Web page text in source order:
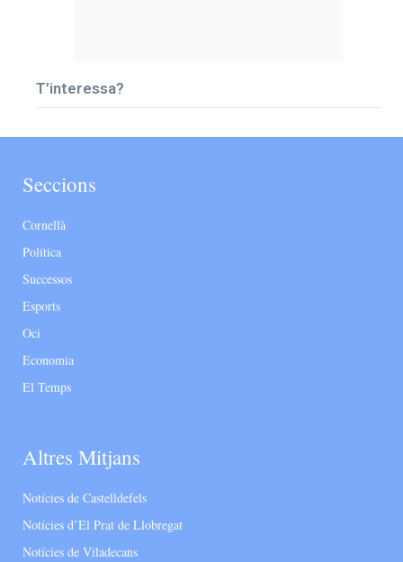
T’interessa?
Seccions
Cornellà
Política
Successos
Esports
Oci
Economia
El Temps
Altres Mitjans
Notícies de Castelldefels
Notícies d’El Prat de Llobregat
Notícies de Viladecans